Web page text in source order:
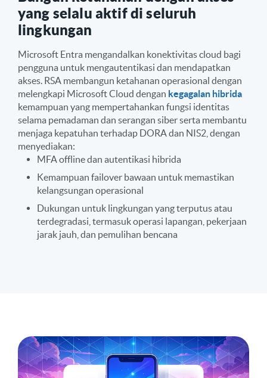
yang selalu aktif di seluruh
lingkungan
Microsoft Entra mengandalkan konektivitas cloud bagi
pengguna untuk mengautentikasi dan mendapatkan
akses. RSA membangun ketahanan operasional dengan
melengkapi Microsoft Cloud dengan kegagalan hibrida
kemampuan yang mempertahankan fungsi identitas
selama pemadaman dan serangan siber serta membantu
menjaga kepatuhan terhadap DORA dan NIS2, dengan
menyediakan:
MFA offline dan autentikasi hibrida
Kemampuan failover bawaan untuk memastikan
kelangsungan operasional
Dukungan untuk lingkungan yang terputus atau
terdegradasi, termasuk operasi lapangan, pekerjaan
jarak jauh, dan pemulihan bencana